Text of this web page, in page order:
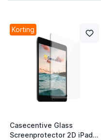
Korting
Casecentive Glass
Screenprotector 2D iPad